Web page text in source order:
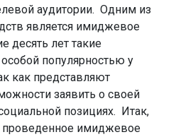
аудитории. Одним из
является имиджевое
десять лет такие
популярностью у
как представляют
заявить о своей
позициях. Итак,
проведенное имиджевое